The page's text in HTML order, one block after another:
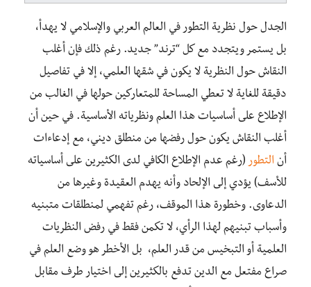
الجدل حول نظرية التطور في العالم العربي والإسلامي لا يهدأ،
بل يستمر ويتجدد مع كل “ترند” جديد. رغم ذلك فإن أغلب
النقاش حول النظرية لا يكون في شقها العلمي، إلا في تفاصيل
دقيقة للغاية لا تعطي المساحة للمتعاركين حولها في الغالب من
الإطلاع على أساسيات هذا العلم ونظرياته الأساسية. في حين أن
أغلب النقاش يكون حول رفضها من منطلق ديني، مع إدعاءات
أن التطور (رغم عدم الإطلاع الكافي لدى الكثيرين على أساسياته
للأسف) يؤدي إلى الإلحاد وأنه يهدم العقيدة وغيرها من
الدعاوى. وخطورة هذا الموقف، رغم تفهمي لمنطلقات متبنيه
وأسباب تبنيهم لهذا الرأي، لا تكمن فقط في رفض النظريات
العلمية أو التبخيس من قدر العلم، بل الأخطر هو وضع العلم في
صراع مفتعل مع الدين تدفع بالكثيرين إلى اختيار طرف مقابل